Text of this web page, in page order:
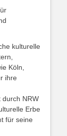
kulturelle
Köln,
ihre
durch NRW
Erbe
für seine